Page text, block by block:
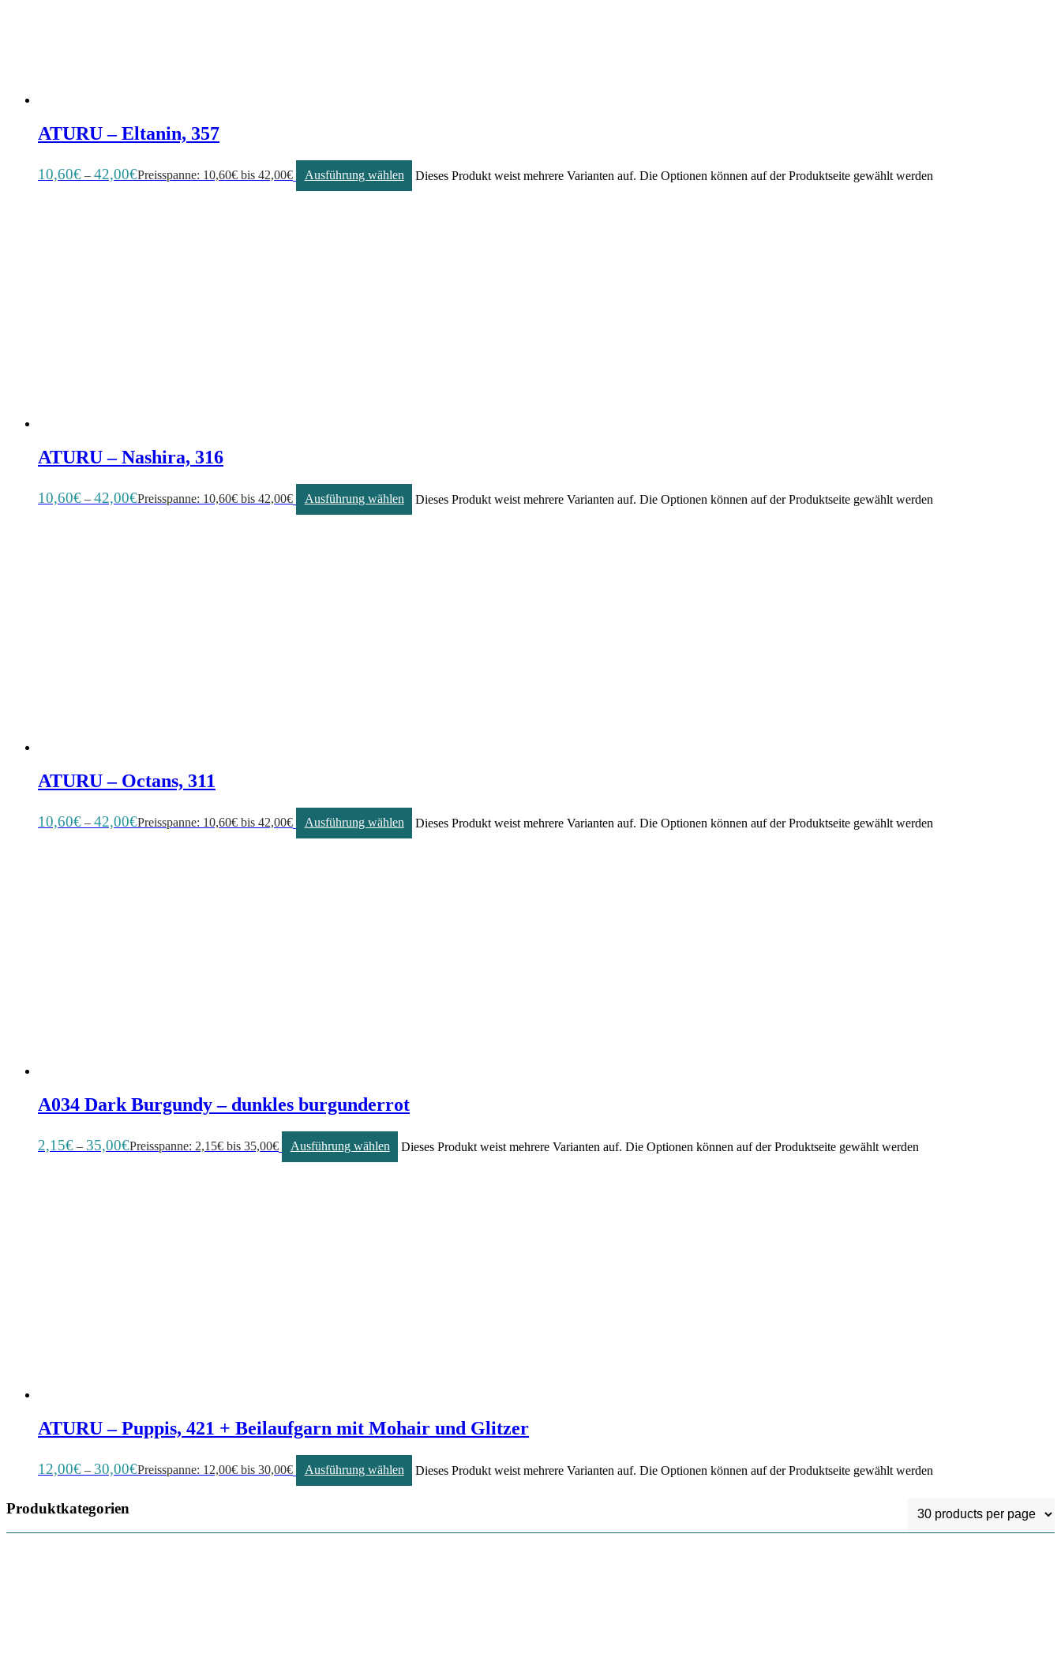
ATURU – Eltanin, 357
10,60€ – 42,00€Preisspanne: 10,60€ bis 42,00€ Ausführung wählen Dieses Produkt weist mehrere Varianten auf. Die Optionen können auf der Produktseite gewählt werden
ATURU – Nashira, 316
10,60€ – 42,00€Preisspanne: 10,60€ bis 42,00€ Ausführung wählen Dieses Produkt weist mehrere Varianten auf. Die Optionen können auf der Produktseite gewählt werden
ATURU – Octans, 311
10,60€ – 42,00€Preisspanne: 10,60€ bis 42,00€ Ausführung wählen Dieses Produkt weist mehrere Varianten auf. Die Optionen können auf der Produktseite gewählt werden
A034 Dark Burgundy – dunkles burgunderrot
2,15€ – 35,00€Preisspanne: 2,15€ bis 35,00€ Ausführung wählen Dieses Produkt weist mehrere Varianten auf. Die Optionen können auf der Produktseite gewählt werden
ATURU – Puppis, 421 + Beilaufgarn mit Mohair und Glitzer
12,00€ – 30,00€Preisspanne: 12,00€ bis 30,00€ Ausführung wählen Dieses Produkt weist mehrere Varianten auf. Die Optionen können auf der Produktseite gewählt werden
Produktkategorien